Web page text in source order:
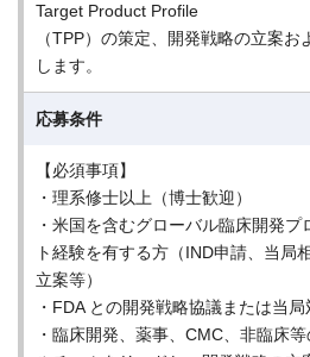
Target Product Profile
（TPP）の策定、開発戦略の立案
します。
応募条件
【必須事項】
・理系修士以上（博士歓迎）
・米国を含むグローバル臨床開発
ト経験を有する方（IND申請、当局
立案等）
・FDA との開発戦略協議または当
・臨床開発、薬事、CMC、非臨床